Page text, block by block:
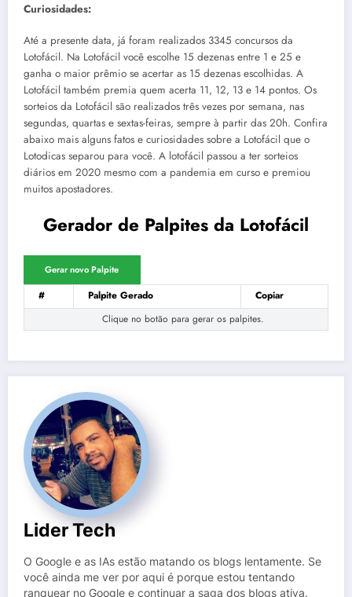
Curiosidades:
Até a presente data, já foram realizados 3345 concursos da
Lotofácil. Na Lotofácil você escolhe 15 dezenas entre 1 e 25 e
ganha o maior prêmio se acertar as 15 dezenas escolhidas. A
Lotofácil também premia quem acerta 11, 12, 13 e 14 pontos. Os
sorteios da Lotofácil são realizados três vezes por semana, nas
segundas, quartas e sextas-feiras, sempre à partir das 20h. Confira
abaixo mais alguns fatos e curiosidades sobre a Lotofácil que o
Lotodicas separou para você. A lotofácil passou a ter sorteios
diários em 2020 mesmo com a pandemia em curso e premiou
muitos apostadores.
Gerador de Palpites da Lotofácil
Gerar novo Palpite
# Palpite Gerado
Copiar
Clique no botão para gerar os palpites.
Lider Tech
O Google e as IAs estão matando os blogs lentamente. Se
você ainda me ver por aqui é porque estou tentando
ranquear no Google e continuar a saga dos blogs ativa.